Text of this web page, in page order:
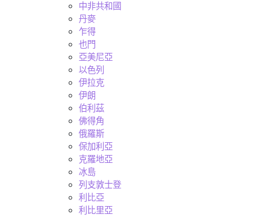
中非共和國
丹麥
乍得
也門
亞美尼亞
以色列
伊拉克
伊朗
伯利茲
佛得角
俄羅斯
保加利亞
克羅地亞
冰島
列支敦士登
利比亞
利比里亞